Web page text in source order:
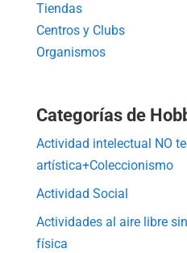
Tiendas
Centros y Clubs
Organismos
Categorías de
Actividad intelectual NO
artística+Coleccionismo
Actividad Social
Actividades al aire libre
física